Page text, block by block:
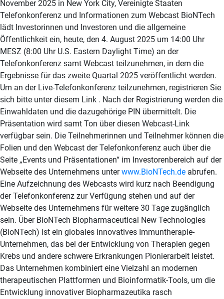
www.BioNTech.de abrufen.
Eine Aufzeichnung des Webcasts wird kurz nach Beendigung
der Telefonkonferenz zur Verfügung stehen und auf der
Webseite des Unternehmens für weitere 30 Tage zugänglich
sein. Über BioNTech Biopharmaceutical New Technologies
(BioNTech) ist ein globales innovatives Immuntherapie-
Unternehmen, das bei der Entwicklung von Therapien gegen
Krebs und andere schwere Erkrankungen Pionierarbeit leistet.
Das Unternehmen kombiniert eine Vielzahl an modernen
therapeutischen Plattformen und Bioinformatik-Tools, um die
Entwicklung innovativer Biopharmazeutika rasch